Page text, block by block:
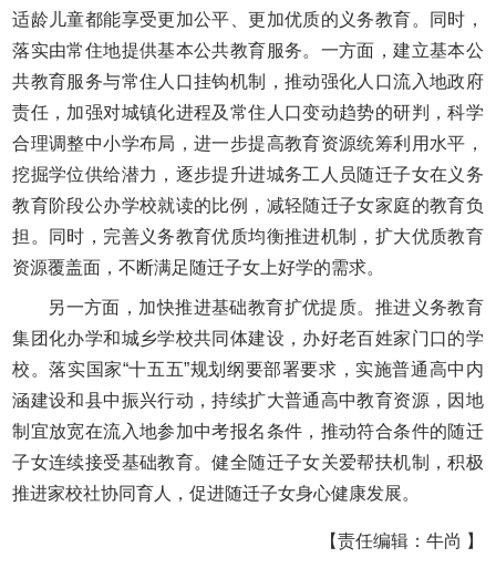
适龄儿童都能享受更加公平、更加优质的义务教育。同时，
落实由常住地提供基本公共教育服务。一方面，建立基本公
共教育服务与常住人口挂钩机制，推动强化人口流入地政府
责任，加强对城镇化进程及常住人口变动趋势的研判，科学
合理调整中小学布局，进一步提高教育资源统筹利用水平，
挖掘学位供给潜力，逐步提升进城务工人员随迁子女在义务
教育阶段公办学校就读的比例，减轻随迁子女家庭的教育负
担。同时，完善义务教育优质均衡推进机制，扩大优质教育
资源覆盖面，不断满足随迁子女上好学的需求。
另一方面，加快推进基础教育扩优提质。推进义务教育
集团化办学和城乡学校共同体建设，办好老百姓家门口的学
校。落实国家“十五五”规划纲要部署要求，实施普通高中内
涵建设和县中振兴行动，持续扩大普通高中教育资源，因地
制宜放宽在流入地参加中考报名条件，推动符合条件的随迁
子女连续接受基础教育。健全随迁子女关爱帮扶机制，积极
推进家校社协同育人，促进随迁子女身心健康发展。
【责任编辑：牛尚 】